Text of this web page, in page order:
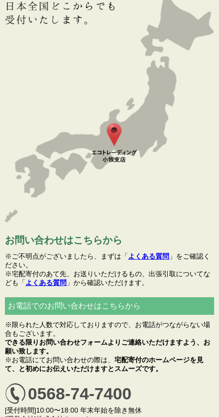
お問い合わせはこちらから
※ご不明点がございましたら、まずは「 よくある質問 」をご確認く
ださい。
※宅配寄付のあて先、お送りいただけるもの、出張引取についてな
ども「 よくある質問 」から確認いただけます。
お電話でのお問い合わせはこちらから
※限られた人数で対応しておりますので、お電話がつながらない場
合もございます。
できる限りお問い合わせフォームよりご連絡いただけますよう、お
願い致します。
※お電話にてお問い合わせの際は、 宅配寄付のホームページを見
て、と初めにお伝えいただけますとスムーズです。
0568-74-7400
[受付時間]10:00〜18:00 年末年始を除き無休